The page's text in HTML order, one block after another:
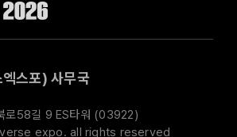
스포) 사무국
로58길 9 ES타워 (03922)
expo. all rights reserved